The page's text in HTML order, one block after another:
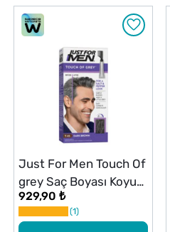
Just For Men Touch Of
grey Saç Boyası Koyu
Kahverengi
929,90 ₺
1